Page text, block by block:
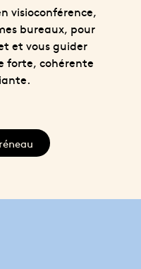
visioconférence,
bureaux, pour
et vous guider
forte, cohérente